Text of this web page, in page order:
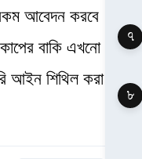
আবেদন করবে
বাকি এখনো
আইন শিথিল করা
৭
৮